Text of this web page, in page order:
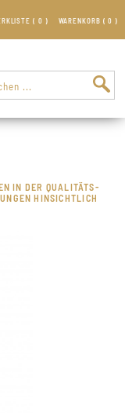
( 0 ) WARENKORB (0 )
IN DER QUALITÄTS­
HINSICHTLICH